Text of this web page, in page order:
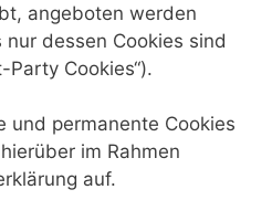
angeboten werden
dessen Cookies sind
Party Cookies“).
und permanente Cookies
im Rahmen
auf.